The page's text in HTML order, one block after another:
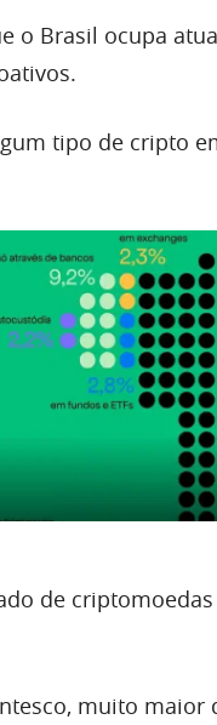
o Brasil ocupa
tipo de cripto
de
muito maior